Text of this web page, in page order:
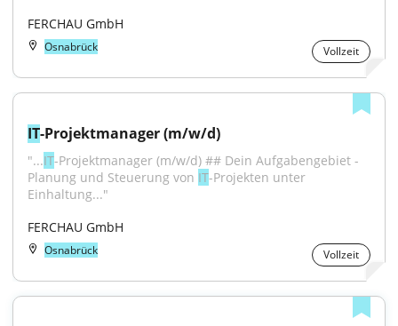
FERCHAU GmbH
Osnabrück Vollzeit
IT-Projektmanager (m/w/d)
"...IT-Projektmanager (m/w/d) ## Dein Aufgabengebiet -
Planung und Steuerung von IT-Projekten unter
Einhaltung..."
FERCHAU GmbH
Osnabrück Vollzeit